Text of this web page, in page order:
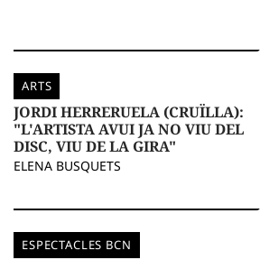
ARTS
JORDI HERRERUELA (CRUÏLLA):
"L'ARTISTA AVUI JA NO VIU DEL
DISC, VIU DE LA GIRA"
ELENA BUSQUETS
ESPECTACLES BCN